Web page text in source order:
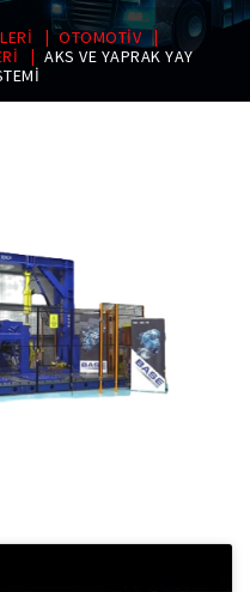
|OTOMOTİV|
| AKS VE YAPRAK YAY